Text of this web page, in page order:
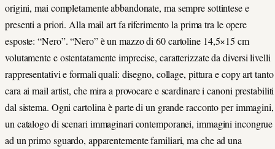
origini, mai completamente abbandonate, ma sempre sottintese e
presenti a priori. Alla mail art fa riferimento la prima tra le opere
esposte: “Nero”. “Nero” è un mazzo di 60 cartoline 14,5×15 cm
volutamente e ostentatamente imprecise, caratterizzate da diversi livelli
rappresentativi e formali quali: disegno, collage, pittura e copy art tanto
cara ai mail artist, che mira a provocare e scardinare i canoni prestabiliti
dal sistema. Ogni cartolina è parte di un grande racconto per immagini,
un catalogo di scenari immaginari contemporanei, immagini incongrue
ad un primo sguardo, apparentemente familiari, ma che ad una